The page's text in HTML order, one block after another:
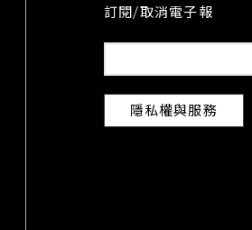
訂閱/取消電子報
隱私權與服務